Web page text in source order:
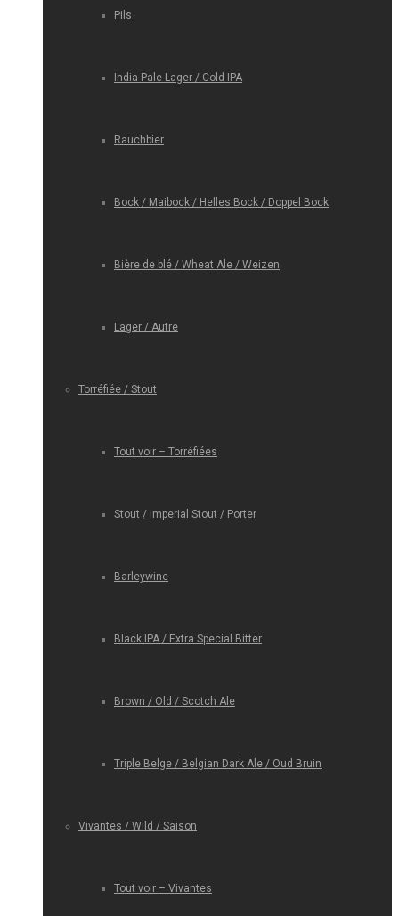
Pils
India Pale Lager / Cold IPA
Rauchbier
Bock / Maibock / Helles Bock / Doppel Bock
Bière de blé / Wheat Ale / Weizen
Lager / Autre
Torréfiée / Stout
Tout voir – Torréfiées
Stout / Imperial Stout / Porter
Barleywine
Black IPA / Extra Special Bitter
Brown / Old / Scotch Ale
Triple Belge / Belgian Dark Ale / Oud Bruin
Vivantes / Wild / Saison
Tout voir – Vivantes